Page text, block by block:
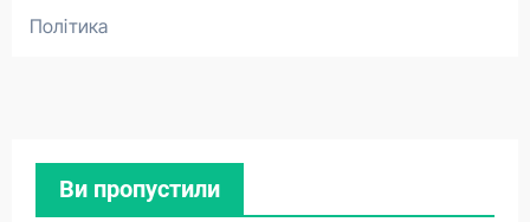
Політика
Ви пропустили